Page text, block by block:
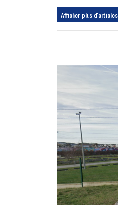
Afficher plus